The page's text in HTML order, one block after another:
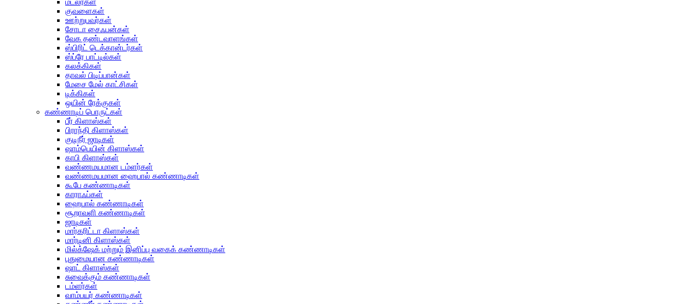
மட்லர்கள்
குவளைகள்
ஊற்றுபவர்கள்
சோடா சைஃபன்கள்
வேக தண்டவாளங்கள்
ஸ்பிரிட் டெக்கான்டர்கள்
ஸ்ப்ரே பாட்டில்கள்
கலக்கிகள்
தாவல் பிடிப்பான்கள்
மேசை மேல் காட்சிகள்
டிக்கிகள்
ஒயின் ரேக்குகள்
கண்ணாடிப் பொருட்கள்
பீர் கிளாஸ்கள்
பிராந்தி கிளாஸ்கள்
குடிநீர் ஜாடிகள்
ஷாம்பெயின் கிளாஸ்கள்
காபி கிளாஸ்கள்
வண்ணமயமான டம்ளர்கள்
வண்ணமயமான ஹைபால் கண்ணாடிகள்
கூபே கண்ணாடிகள்
காராஃப்கள்
ஹைபால் கண்ணாடிகள்
சூறாவளி கண்ணாடிகள்
ஜாடிகள்
மார்கரிட்டா கிளாஸ்கள்
மார்டினி கிளாஸ்கள்
மில்க்‌ஷேக் மற்றும் இனிப்பு வகைக் கண்ணாடிகள்
புதுமையான கண்ணாடிகள்
ஷாட் கிளாஸ்கள்
சுவைக்கும் கண்ணாடிகள்
டம்ளர்கள்
வாம்பயர் கண்ணாடிகள்